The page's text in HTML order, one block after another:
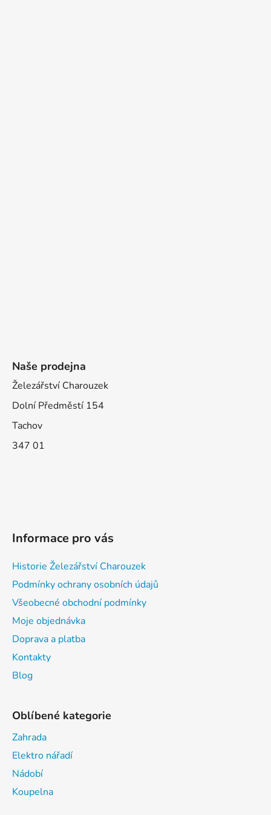
Naše prodejna
Železářství Charouzek
Dolní Předměstí 154
Tachov
347 01
Informace pro vás
Historie Železářství Charouzek
Podmínky ochrany osobních údajů
Všeobecné obchodní podmínky
Moje objednávka
Doprava a platba
Kontakty
Blog
Oblíbené kategorie
Zahrada
Elektro nářadí
Nádobí
Koupelna